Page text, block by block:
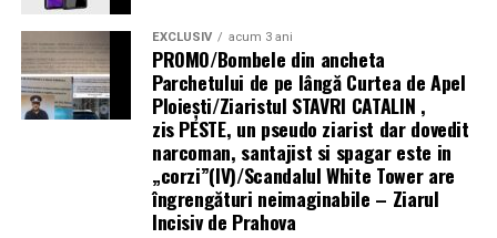
Mai multe informații despre HONOR Watch 6 sunt
disponibile pe pagina oficială a produsului:
https://www.honor.com/ro/wearables/honor-watch-6/.
EXCLUSIV acum 3 ani
PROMO/Bombele din ancheta
Parchetului de pe lângă Curtea de Apel
Ploieşti/Ziaristul STAVRI CATALIN ,
zis PESTE, un pseudo ziarist dar dovedit
narcoman, santajist si spagar este in
„corzi”(IV)/Scandalul White Tower are
îngrengături neimaginabile – Ziarul
Incisiv de Prahova